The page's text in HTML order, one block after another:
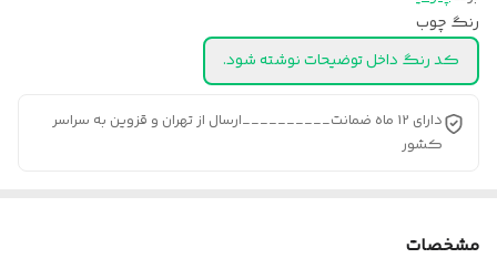
رنگ چوب
کد رنگ داخل توضیحات نوشته شود.
دارای 12 ماه ضمانت__________ارسال از تهران و قزوین به سراسر
کشور
مشخصات